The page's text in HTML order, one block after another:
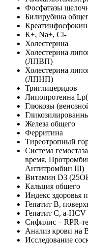
Фосфатазы
Билирубина
К+, Na+, Cl-
Холестерина
Холестерина
(ЛПВП)
Холестерина
(ЛПНП)
Триглицеридов
Липопротеина
Глюкозы
Железа общего
Ферритина
Тиреотропный
Система
время,
Антитромбин III)
Витамин D3
Кальция общего
Индекс здоровья
Гепатит B,
Гепатит C, a-HCV
Сифилис – RPR-
Анализ крови на
Исследование